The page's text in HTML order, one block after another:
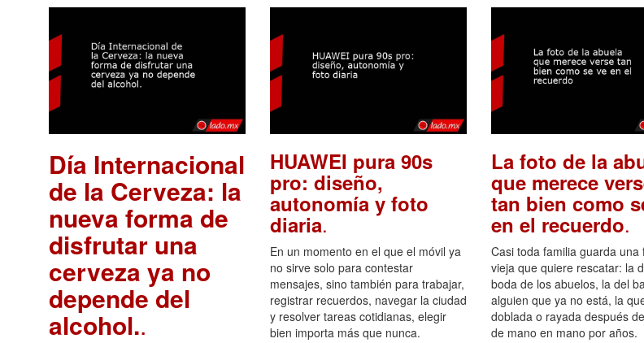
Día Internacional
de la Cerveza: la
nueva forma de
disfrutar una
cerveza ya no
depende del
alcohol..
HUAWEI pura 90s
pro: diseño,
autonomía y foto
diaria.
En un momento en el que el móvil ya
no sirve solo para contestar
mensajes, sino también para trabajar,
registrar recuerdos, navegar la ciudad
y resolver tareas cotidianas, elegir
bien importa más que nunca.
La foto de la
que merece
tan bien como
en el recuerdo.
Casi toda familia guarda una
vieja que quiere rescatar: la
boda de los abuelos, la del
alguien que ya no está, la
doblada o rayada después
de mano en mano por años.